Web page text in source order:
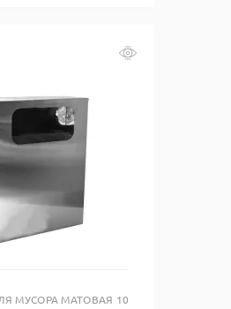
в один клик
МУСОРА МАТОВАЯ 10